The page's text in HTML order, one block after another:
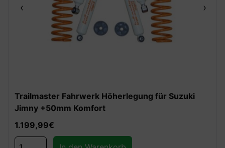
‹
Trailmaster Fahrwerk Höherlegung für Suzuki
Jimny +50mm Komfort
1.199,99€
›